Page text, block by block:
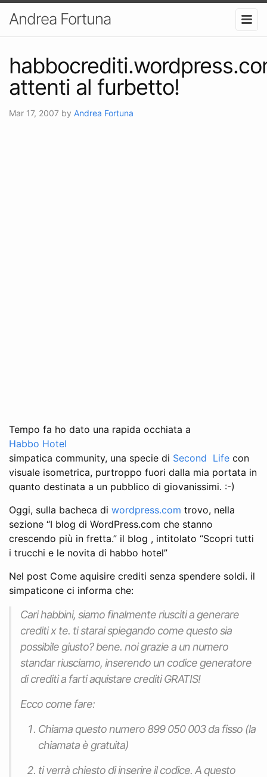
Andrea Fortuna
attenti al furbetto!
Mar 17, 2007 by Andrea Fortuna
Tempo fa ho dato una rapida occhiata a
Habbo Hotel
simpatica community, una specie di Second Life con
visuale isometrica, purtroppo fuori dalla mia portata in
quanto destinata a un pubblico di giovanissimi. :-)
Oggi, sulla bacheca di wordpress.com trovo, nella
sezione “I blog di WordPress.com che stanno
crescendo più in fretta.” il blog , intitolato “Scopri tutti
i trucchi e le novita di habbo hotel”
Nel post Come aquisire crediti senza spendere soldi. il
simpaticone ci informa che:
Cari habbini, siamo finalmente riusciti a generare
crediti x te. ti starai spiegando come questo sia
possibile giusto? bene. noi grazie a un numero
standar riusciamo, inserendo un codice generatore
di crediti a farti aquistare crediti GRATIS!
Ecco come fare:
Chiama questo numero 899 050 003 da fisso (la
chiamata è gratuita)
ti verrà chiesto di inserire il codice. A questo